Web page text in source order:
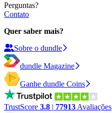
Perguntas?
Contato
Quer saber mais?
Sobre o dundle
dundle Magazine
Ganhe dundle Coins
TrustScore 3.8 | 77913 Avaliações